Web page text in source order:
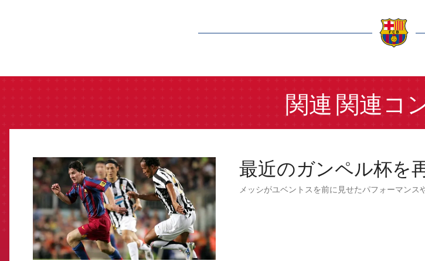
関連 関連コ
FCB Barcelona badge 最近のガンペル杯を
メッシがユベントスを前に見せたパフォーマンス